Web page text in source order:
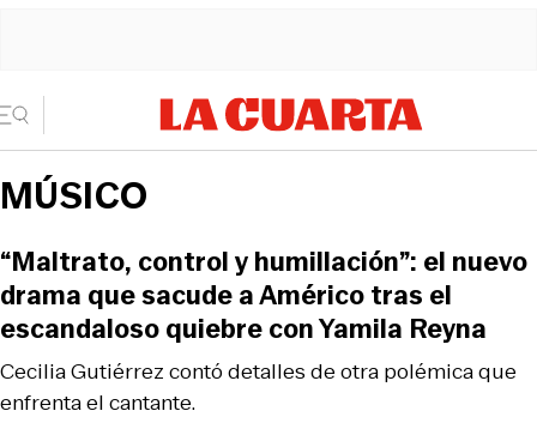
MÚSICO
Cecilia Gutiérrez contó detalles de otra polémica que
enfrenta el cantante.
“Maltrato, control y humillación”: el nuevo
drama que sacude a Américo tras el
escandaloso quiebre con Yamila Reyna